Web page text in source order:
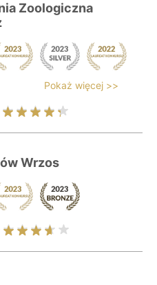
Zoologiczna
Pokaż więcej >>
Wrzos